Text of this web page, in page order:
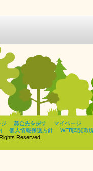
募金先を探す
マイページ
個人情報保護方針
WEB閲覧環
Reserved.